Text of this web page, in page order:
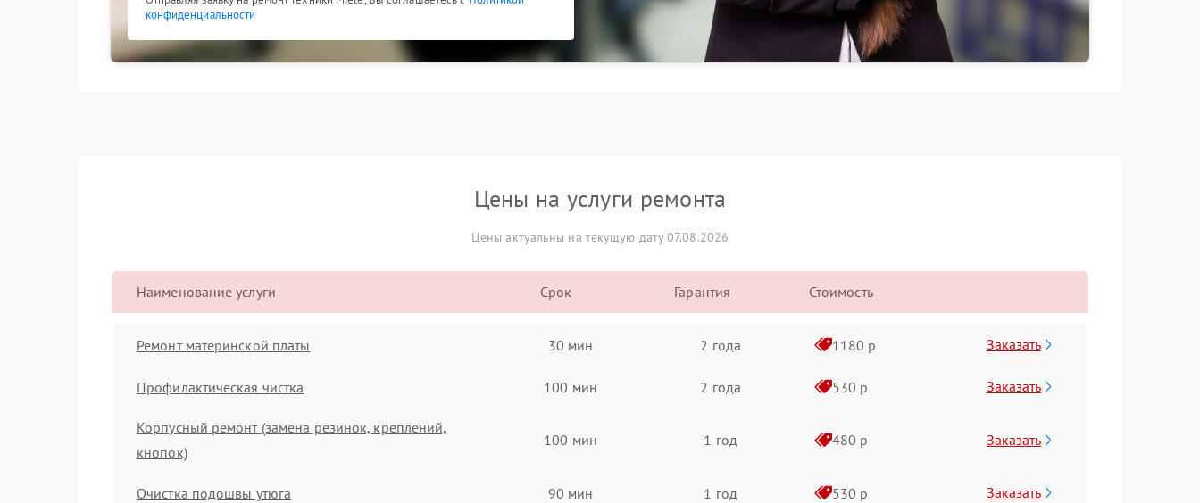
конфиденциальности
Цены на услуги ремонта
Цены актуальны на текущую дату 07.08.2026
Наименование услуги Срок Гарантия Стоимость
Ремонт материнской платы 30 мин 2 года 1180 р Заказать
Профилактическая чистка 100 мин 2 года 530 р Заказать
Корпусный ремонт (замена резинок, креплений,
кнопок)
100 мин 1 год 480 р Заказать
Очистка подошвы утюга 90 мин 1 год 530 р Заказать